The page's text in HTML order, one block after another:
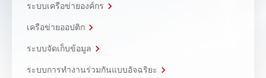
ระบบเครือข่ายองค์กร
เครือข่ายออปติก
ระบบจัดเก็บข้อมูล
ระบบการทำงานร่วมกันแบบอัจฉริยะ